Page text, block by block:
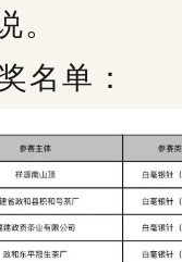
名单：